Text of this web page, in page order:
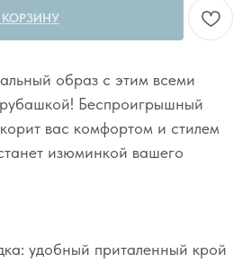
КОРЗИНУ
образ с этим всеми
Беспроигрышный
вас комфортом и стилем
изюминкой вашего
удобный приталенный крой